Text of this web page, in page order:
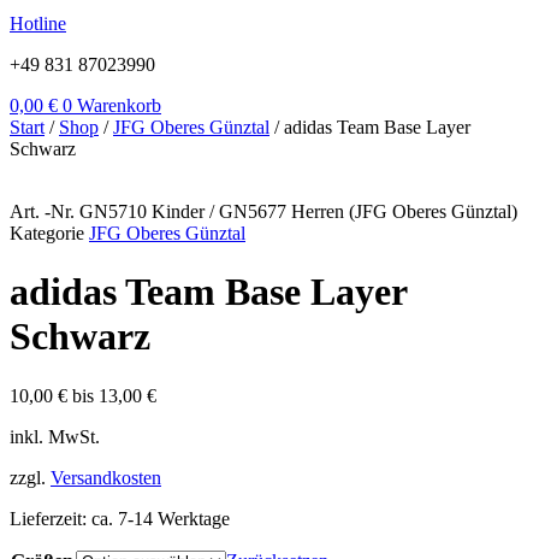
Hotline
+49 831 87023990
0,00 € 0 Warenkorb
Start / Shop /JFG Oberes Günztal / adidas Team Base Layer
Schwarz
Art. -Nr. GN5710 Kinder / GN5677 Herren (JFG Oberes Günztal)
Kategorie JFG Oberes Günztal
adidas Team Base Layer
Schwarz
10,00 € bis 13,00 €
inkl. MwSt.
zzgl. Versandkosten
Lieferzeit: ca. 7-14 Werktage